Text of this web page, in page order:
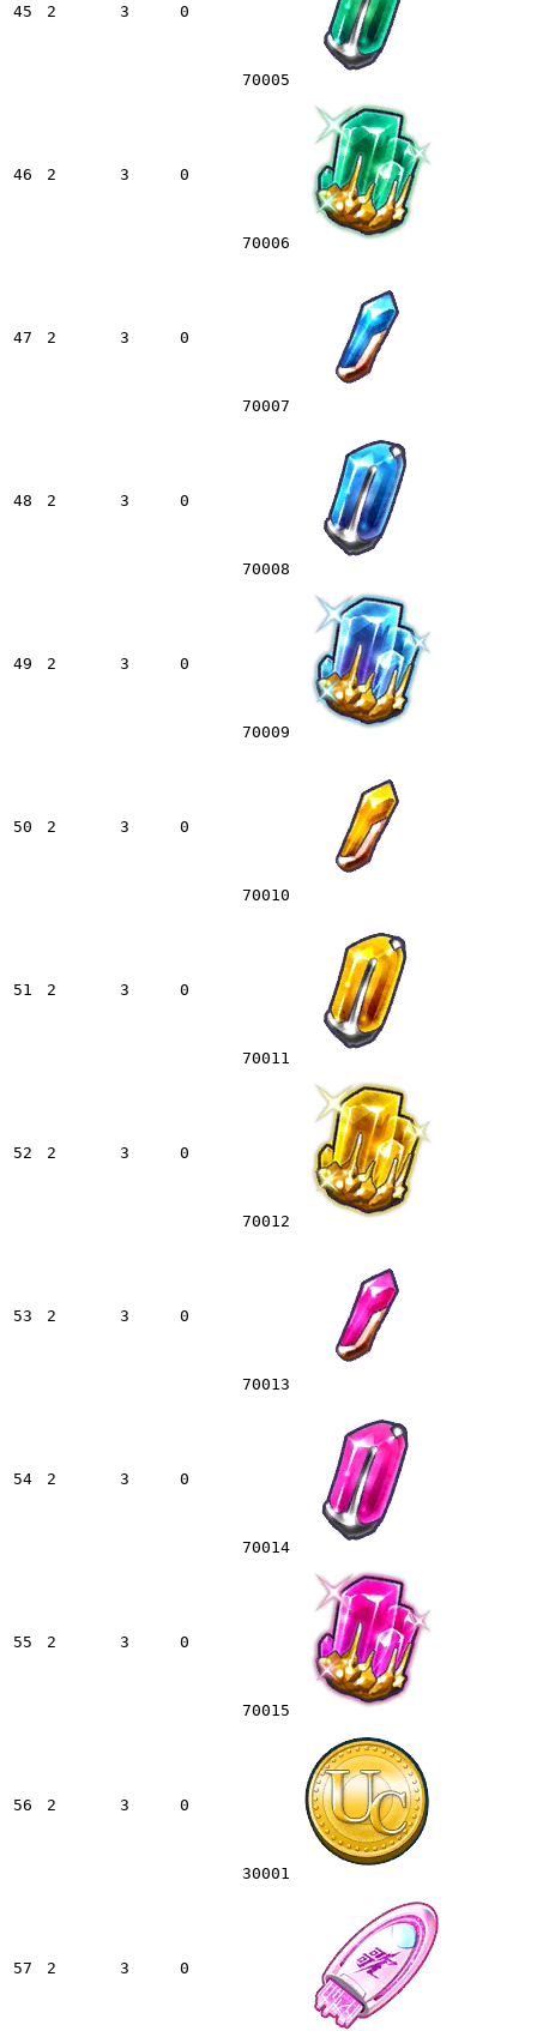
45 2 3 0
70005
46 2 3 0
70006
47 2 3 0
70007
48 2 3 0
70008
49 2 3 0
70009
50 2 3 0
70010
51 2 3 0
70011
52 2 3 0
70012
53 2 3 0
70013
54 2 3 0
70014
55 2 3 0
70015
56 2 3 0
30001
57 2 3 0